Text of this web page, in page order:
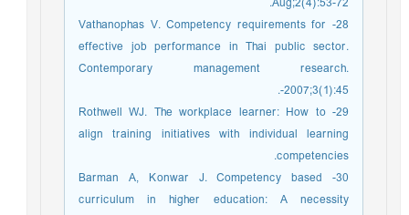
28- Vathanophas V. Competency requirements for
effective job performance in Thai public sector.
Contemporary management research.
2007;3(1):45-.
29- Rothwell WJ. The workplace learner: How to
align training initiatives with individual learning
competencies.
30- Barman A, Konwar J. Competency based
curriculum in higher education: A necessity